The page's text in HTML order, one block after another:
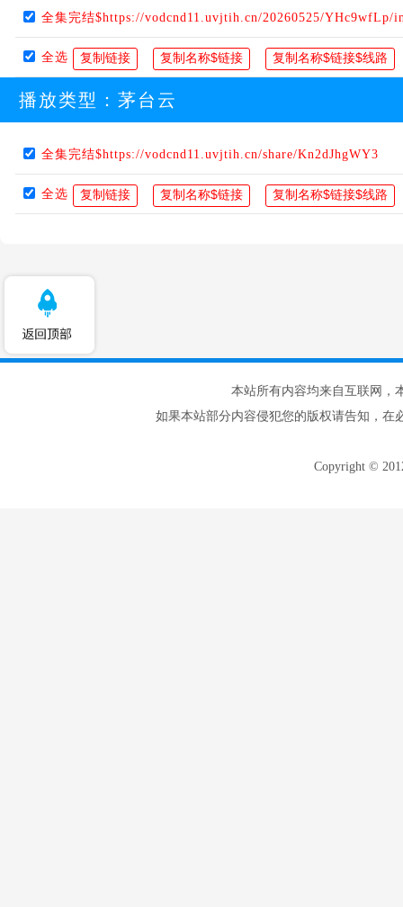
全集完结$https://vodcnd11.uvjtih.cn/20260525/YHc9wfLp/
全选
播放类型： 茅台云
全集完结$https://vodcnd11.uvjtih.cn/share/Kn2dJhgWY3
全选
本站所有内容均来自互联网，
如果本站部分内容侵犯您的版权请告知，在
Copyright ©